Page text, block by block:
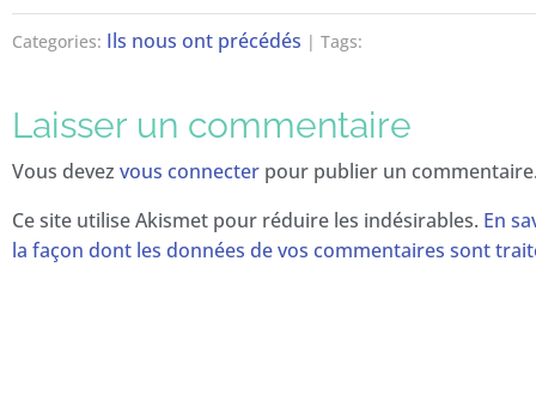
Categories: Ils nous ont précédés | Tags:
Laisser un commentaire
Vous devez vous connecter pour publier un
Ce site utilise Akismet pour réduire les indésirables. En
la façon dont les données de vos commentaires sont